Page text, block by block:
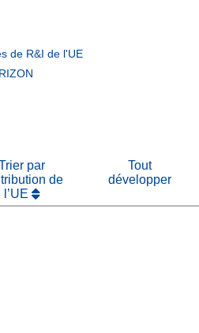
de R&I de l'UE
par
de
l’UE
Tout
développer